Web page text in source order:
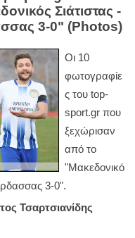
Σιάτιστας -
3-0" (Photos)
Οι 10
φωτογραφίε
ς του top-
sport.gr που
ξεχώρισαν
από το
"Μακεδονικό
3-0".
Τσαρτσιανίδης